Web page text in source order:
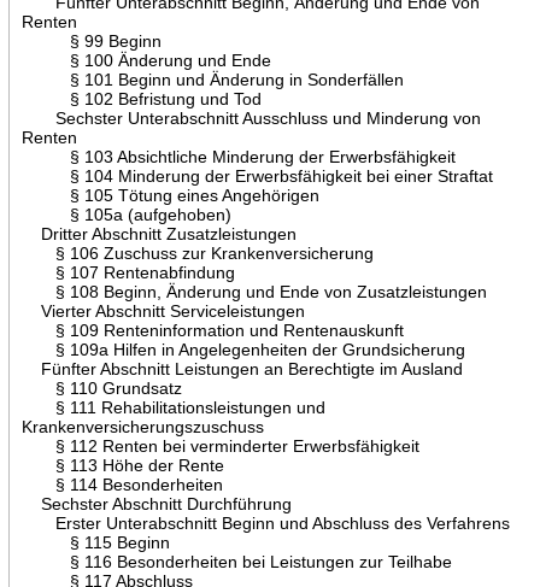
Renten
§ 99 Beginn
§ 100 Änderung und Ende
§ 101 Beginn und Änderung in Sonderfällen
§ 102 Befristung und Tod
Sechster Unterabschnitt Ausschluss und Minderung von
Renten
§ 103 Absichtliche Minderung der Erwerbsfähigkeit
§ 104 Minderung der Erwerbsfähigkeit bei einer Straftat
§ 105 Tötung eines Angehörigen
§ 105a (aufgehoben)
Dritter Abschnitt Zusatzleistungen
§ 106 Zuschuss zur Krankenversicherung
§ 107 Rentenabfindung
§ 108 Beginn, Änderung und Ende von Zusatzleistungen
Vierter Abschnitt Serviceleistungen
§ 109 Renteninformation und Rentenauskunft
§ 109a Hilfen in Angelegenheiten der Grundsicherung
Fünfter Abschnitt Leistungen an Berechtigte im Ausland
§ 110 Grundsatz
§ 111 Rehabilitationsleistungen und
Krankenversicherungszuschuss
§ 112 Renten bei verminderter Erwerbsfähigkeit
§ 113 Höhe der Rente
§ 114 Besonderheiten
Sechster Abschnitt Durchführung
Erster Unterabschnitt Beginn und Abschluss des Verfahrens
§ 115 Beginn
§ 116 Besonderheiten bei Leistungen zur Teilhabe
§ 117 Abschluss